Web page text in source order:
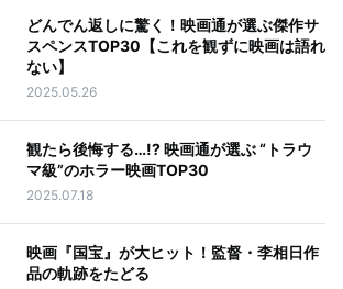
どんでん返しに驚く！映画通が選ぶ傑作サ
スペンスTOP30【これを観ずに映画は語れ
ない】
2025.05.26
観たら後悔する…!? 映画通が選ぶ “トラウ
マ級”のホラー映画TOP30
2025.07.18
映画『国宝』が大ヒット！監督・李相日作
品の軌跡をたどる